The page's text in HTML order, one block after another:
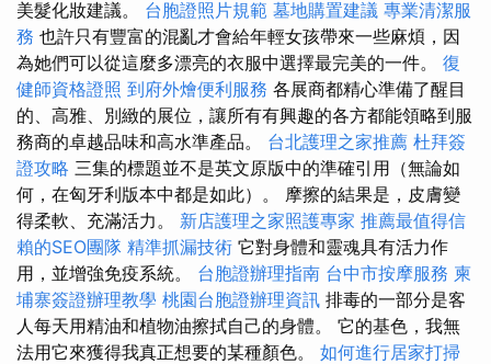
美髮化妝建議。 台胞證照片規範 墓地購置建議 專業清潔服
務 也許只有豐富的混亂才會給年輕女孩帶來一些麻煩，因
為她們可以從這麼多漂亮的衣服中選擇最完美的一件。 復
健師資格證照 到府外燴便利服務 各展商都精心準備了醒目
的、高雅、別緻的展位，讓所有有興趣的各方都能領略到服
務商的卓越品味和高水準產品。 台北護理之家推薦 杜拜簽
證攻略 三集的標題並不是英文原版中的準確引用（無論如
何，在匈牙利版本中都是如此）。 摩擦的結果是，皮膚變
得柔軟、充滿活力。 新店護理之家照護專家 推薦最值得信
賴的SEO團隊 精準抓漏技術 它對身體和靈魂具有活力作
用，並增強免疫系統。 台胞證辦理指南 台中市按摩服務 柬
埔寨簽證辦理教學 桃園台胞證辦理資訊 排毒的一部分是客
人每天用精油和植物油擦拭自己的身體。 它的基色，我無
法用它來獲得我真正想要的某種顏色。 如何進行居家打掃